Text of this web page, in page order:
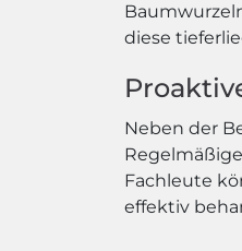
diese
Neben der
Fachleute
effektiv